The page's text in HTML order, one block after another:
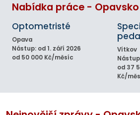
Nabídka práce - Opavsko
Optometristé
Opava
Nástup: od 1. září 2026
od 50 000 Kč/měsíc
Vítkov
od 37
Kč/